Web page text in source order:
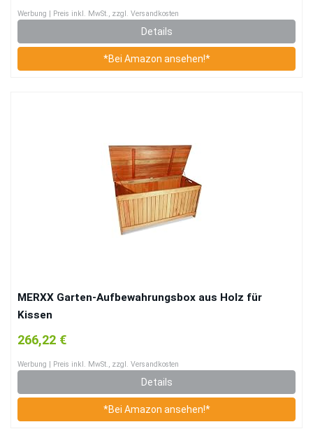
Werbung | Preis inkl. MwSt., zzgl. Versandkosten
Details
*Bei Amazon ansehen!*
MERXX Garten-Aufbewahrungsbox aus Holz für
Kissen
266,22 €
Werbung | Preis inkl. MwSt., zzgl. Versandkosten
Details
*Bei Amazon ansehen!*